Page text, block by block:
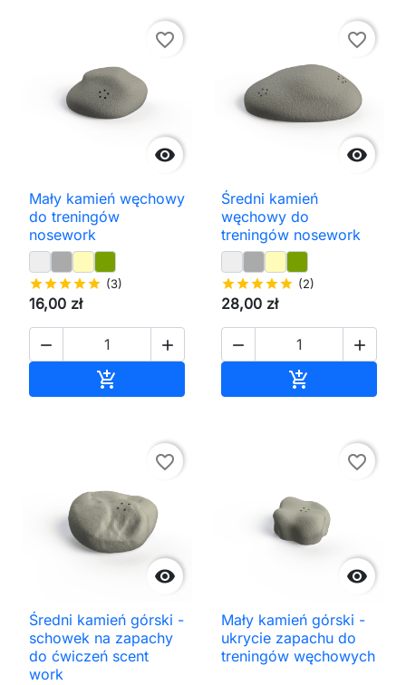

favorite_border
Mały kamień węchowy
do treningów
nosework
starstarstarstarstar (3)
16,00 zł
 


favorite_border
Średni kamień
węchowy do
treningów nosework
starstarstarstarstar (2)
28,00 zł
 


favorite_border
Średni kamień górski -
schowek na zapachy
do ćwiczeń scent
work

favorite_border
Mały kamień górski -
ukrycie zapachu do
treningów węchowych